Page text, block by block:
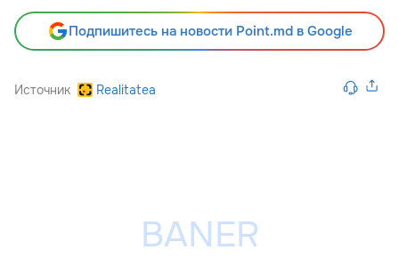
Подпишитесь на новости Point.md в Google
Источник Realitatea